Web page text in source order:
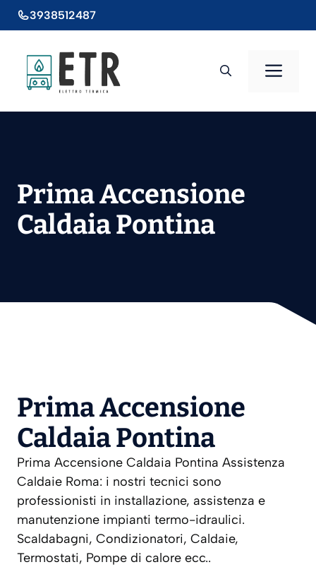
al
3938512487
Prima Accensione
Caldaia Pontina
Prima Accensione
Caldaia Pontina
Prima Accensione Caldaia Pontina Assistenza
Caldaie Roma: i nostri tecnici sono
professionisti in installazione, assistenza e
manutenzione impianti termo-idraulici.
Scaldabagni, Condizionatori, Caldaie,
Termostati, Pompe di calore ecc..